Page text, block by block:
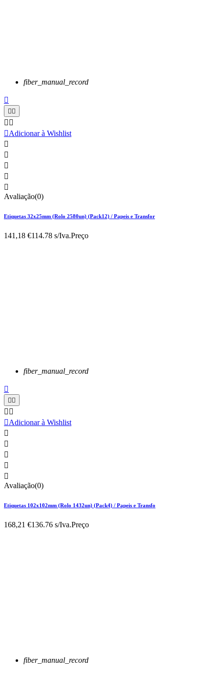
fiber_manual_record

 
 
Adicionar à Wishlist





Avaliação(0)
Etiquetas 32x25mm (Rolo 2580un) (Pack12) / Papeis e Transfor
141,18 €114.78 s/Iva.Preço
fiber_manual_record

 
 
Adicionar à Wishlist





Avaliação(0)
Etiquetas 102x102mm (Rolo 1432un) (Pack4) / Papeis e Transfo
168,21 €136.76 s/Iva.Preço
fiber_manual_record